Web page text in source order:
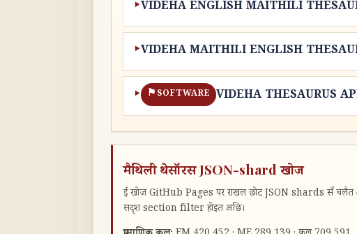
VIDEHA ENGLISH MAITHILI
VIDEHA MAITHILI ENGLISH
SOFTWARE VIDEHA THESAURUS
मैथिली थेसॉरस JSON-shard खोज
ई खोज GitHub Pages पर राखल छोट JSON shards
सदृश section filter होइत अछि।